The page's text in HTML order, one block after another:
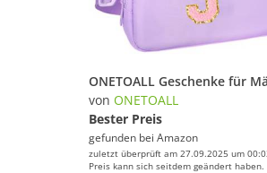
von ONETOALL
Bester Preis
gefunden bei Amazon
zuletzt überprüft am 27.09.2025 um
Preis kann sich seitdem geändert haben.